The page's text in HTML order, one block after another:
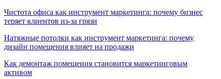
Чистота офиса как инструмент маркетинга: почему бизнес
теряет клиентов из-за грязи
Натяжные потолки как инструмент маркетинга: почему
дизайн помещения влияет на продажи
Как демонтаж помещения становится маркетинговым
активом